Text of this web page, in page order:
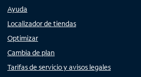
Ayuda
Localizador de tiendas
Optimizar
Cambia de plan
Tarifas de servicio y avisos legales